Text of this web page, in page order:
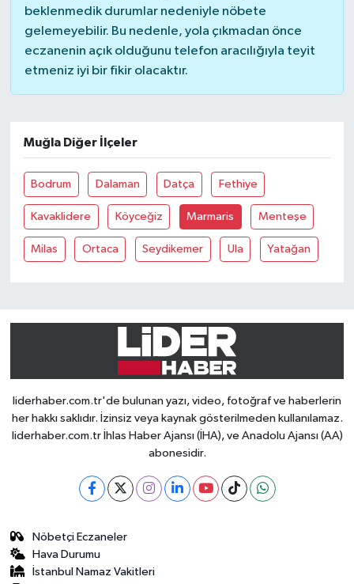
beklenmedik durumlar nedeniyle nöbete
gelemeyebilir. Bu nedenle, yola çıkmadan önce
eczanenin açık olduğunu telefon aracılığıyla teyit
etmeniz iyi bir fikir olacaktır.
Muğla Diğer İlçeler
Bodrum Dalaman Datça Fethiye
Kavaklidere Köyceğiz Marmaris Menteşe
Milas Ortaca Seydikemer Ula Yatağan
liderhaber.com.tr'de bulunan yazı, video, fotoğraf ve haberlerin
her hakkı saklıdır. İzinsiz veya kaynak gösterilmeden kullanılamaz.
liderhaber.com.tr İhlas Haber Ajansı (İHA), ve Anadolu Ajansı (AA)
abonesidir.
Nöbetçi Eczaneler
Hava Durumu
İstanbul Namaz Vakitleri